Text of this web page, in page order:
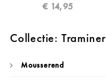
Collectie: Traminer
Mousserend
€ 14,95